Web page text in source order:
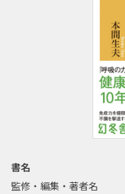
書名
監修・編集・著者名